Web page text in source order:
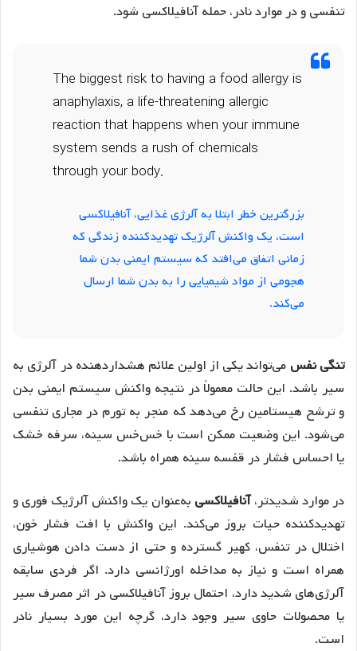
تنفسی و در موارد نادر، حمله آنافیلاکسی شود.
The biggest risk to having a food allergy is
anaphylaxis, a life-threatening allergic
reaction that happens when your immune
system sends a rush of chemicals
through your body.
بزرگترین خطر ابتلا به آلرژی غذایی، آنافیلاکسی
است، یک واکنش آلرژیک تهدیدکننده زندگی که
زمانی اتفاق می‌افتد که سیستم ایمنی بدن شما
هجومی از مواد شیمیایی را به بدن شما ارسال
می‌کند.
تنگی نفس می‌تواند یکی از اولین علائم هشداردهنده در آلرژی به
سیر باشد. این حالت معمولاً در نتیجه واکنش سیستم ایمنی بدن
و ترشح هیستامین رخ می‌دهد که منجر به تورم در مجاری تنفسی
می‌شود. این وضعیت ممکن است با خس‌خس سینه، سرفه خشک
یا احساس فشار در قفسه سینه همراه باشد.
در موارد شدیدتر،آنافیلاکسی به‌عنوان یک واکنش آلرژیک فوری و
تهدیدکننده حیات بروز می‌کند. این واکنش با افت فشار خون،
اختلال در تنفس، کهیر گسترده و حتی از دست دادن هوشیاری
همراه است و نیاز به مداخله اورژانسی دارد. اگر فردی سابقه
آلرژی‌های شدید دارد، احتمال بروز آنافیلاکسی در اثر مصرف سیر
یا محصولات حاوی سیر وجود دارد، گرچه این مورد بسیار نادر
است.